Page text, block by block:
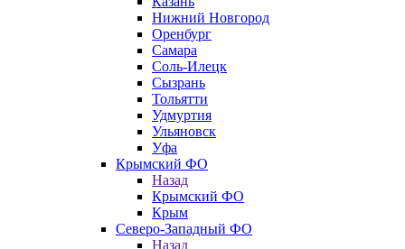
Нижний Новгород
Оренбург
Самара
Соль-Илецк
Сызрань
Тольятти
Удмуртия
Ульяновск
Уфа
Крымский ФО
Назад
Крымский ФО
Крым
Северо-Западный ФО
Назад